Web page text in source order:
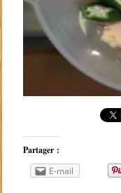
Partager :
E-mail